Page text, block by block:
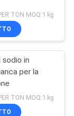
TON MOQ:1 kg
sodio in
per la
TON MOQ:1 kg